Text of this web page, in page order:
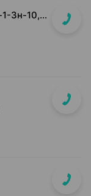
пр-т Независимости, д. 143/1, пом.3н-1-3н-10, 3н-23, 3н-26